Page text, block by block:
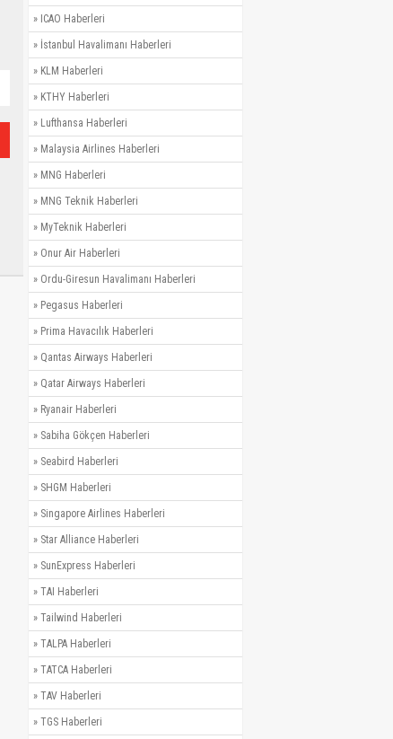
» ICAO Haberleri
» İstanbul Havalimanı Haberleri
» KLM Haberleri
» KTHY Haberleri
» Lufthansa Haberleri
» Malaysia Airlines Haberleri
» MNG Haberleri
» MNG Teknik Haberleri
» MyTeknik Haberleri
» Onur Air Haberleri
» Ordu-Giresun Havalimanı Haberleri
» Pegasus Haberleri
» Prima Havacılık Haberleri
» Qantas Airways Haberleri
» Qatar Airways Haberleri
» Ryanair Haberleri
» Sabiha Gökçen Haberleri
» Seabird Haberleri
» SHGM Haberleri
» Singapore Airlines Haberleri
» Star Alliance Haberleri
» SunExpress Haberleri
» TAI Haberleri
» Tailwind Haberleri
» TALPA Haberleri
» TATCA Haberleri
» TAV Haberleri
» TGS Haberleri